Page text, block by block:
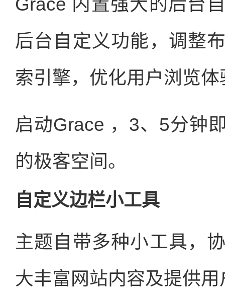
后台自定义功能，调整
索引擎，优化用户浏览
启动Grace ，3、5分钟
的极客空间。
自定义边栏小工具
主题自带多种小工具，
大丰富网站内容及提供